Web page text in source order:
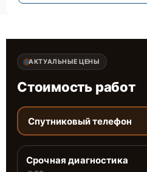
АКТУАЛЬНЫЕ ЦЕНЫ
Стоимость работ
Спутниковый телефон
Срочная диагностика